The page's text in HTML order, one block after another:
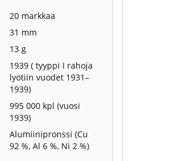
20 markkaa
31 mm
13 g
1939 ( tyyppi I rahoja
lyötiin vuodet 1931–
1939)
995 000 kpl (vuosi
1939)
Alumiinipronssi (Cu
92 %, Al 6 %, Ni 2 %)